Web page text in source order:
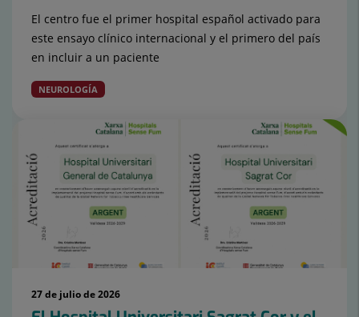
El centro fue el primer hospital español activado para
este ensayo clínico internacional y el primero del país
en incluir a un paciente
NEUROLOGÍA
27 de julio de 2026